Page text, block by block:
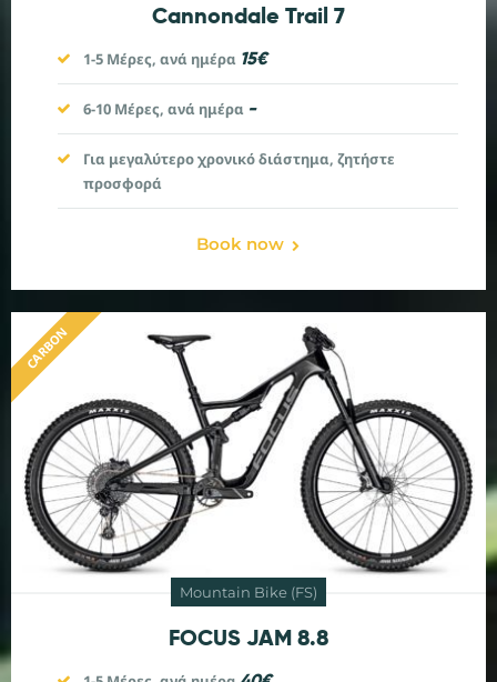
Cannondale Trail 7
1-5 Μέρες, ανά ημέρα 15€
6-10 Μέρες, ανά ημέρα -
Για μεγαλύτερο χρονικό διάστημα, ζητήστε
προσφορά
Book now
CARBON
Mountain Bike (FS)
FOCUS JAM 8.8